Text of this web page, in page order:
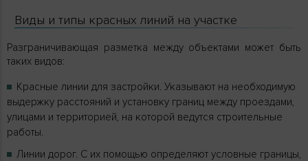
Виды и типы красных линий на участке
Разграничивающая разметка между объектами может быть
таких видов:
Красные линии для застройки. Указывают на необходимую
выдержку расстояний и установку границ между проездами,
улицами и территорией, на которой ведутся строительные
работы.
Линии дорог. С их помощью определяют условные границы,